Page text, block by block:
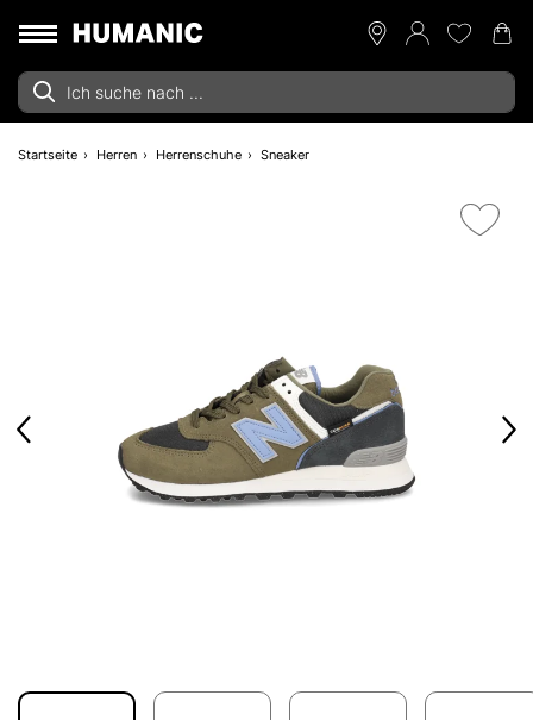
Startseite Herren Herrenschuhe Sneaker